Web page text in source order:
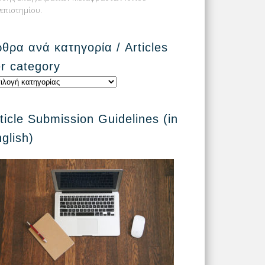
ανά κατηγορία / Articles
category
Submission Guidelines (in